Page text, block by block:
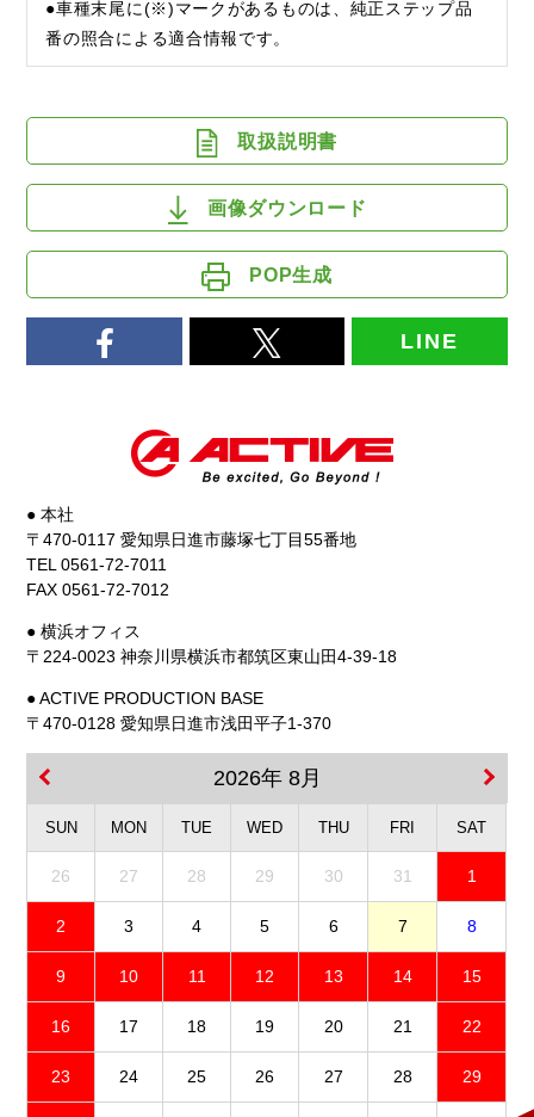
●車種末尾に(※)マークがあるものは、純正ステップ品
番の照合による適合情報です。
取扱説明書
画像ダウンロード
POP生成
LINE
● 本社
〒470-0117 愛知県日進市藤塚七丁目55番地
TEL 0561-72-7011
FAX 0561-72-7012
● 横浜オフィス
〒224-0023 神奈川県横浜市都筑区東山田4-39-18
● ACTIVE PRODUCTION BASE
〒470-0128 愛知県日進市浅田平子1-370
2026年 8月
SUN MON TUE WED THU FRI SAT
26 27 28 29 30 31 1
2 3 4 5 6 7 8
9 10 11 12 13 14 15
16 17 18 19 20 21 22
23 24 25 26 27 28 29